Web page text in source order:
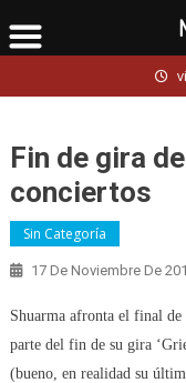
to
Fin de gira
conciertos
Sin Categoría
17 De Noviembre De
Shuarma afronta el final de
parte del fin de su gira
(bueno, en realidad su